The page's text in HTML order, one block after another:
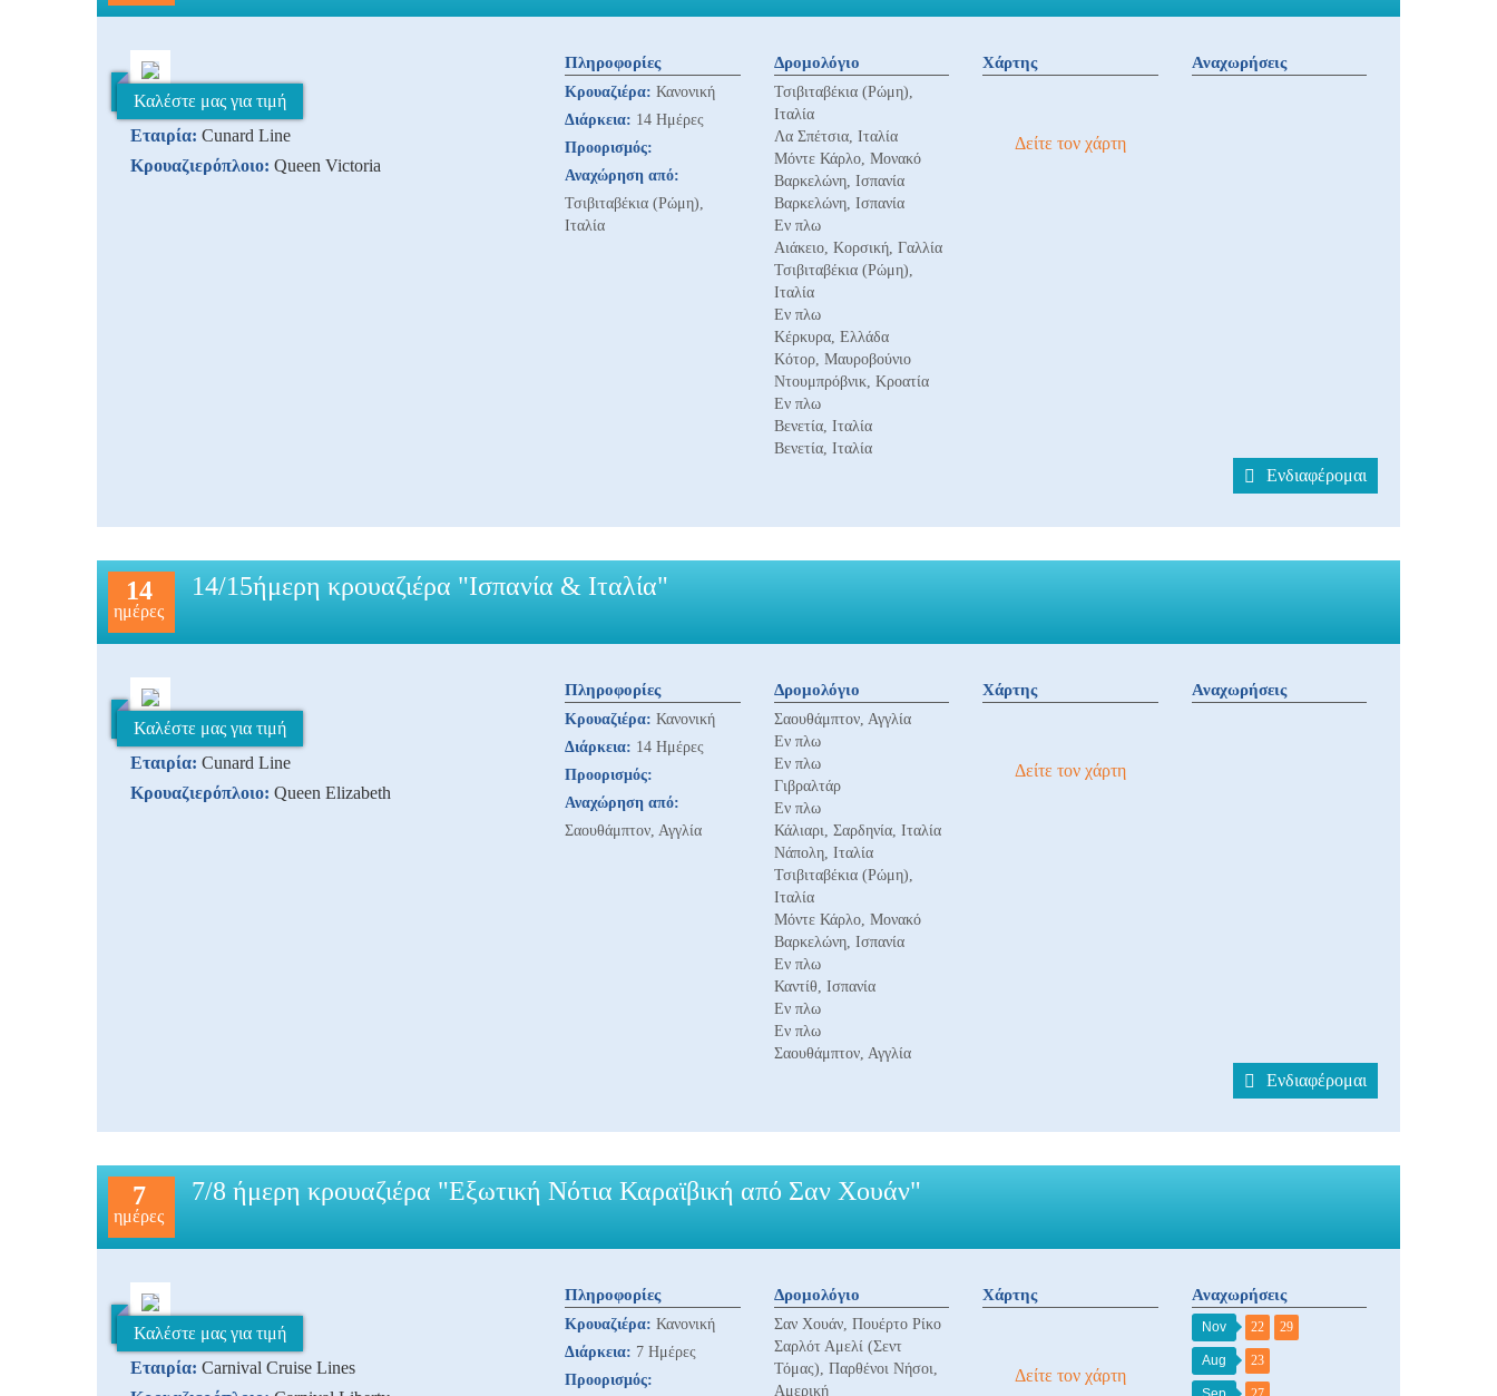
Εταιρία: Cunard Line
Κρουαζιερόπλοιο: Queen Victoria
Καλέστε μας για τιμή
Πληροφορίες
Κρουαζιέρα: Κανονική
Διάρκεια: 14 Ημέρες
Προορισμός:
Αναχώρηση από:
Τσιβιταβέκια (Ρώμη),
Ιταλία
Δρομολόγιο
Τσιβιταβέκια (Ρώμη),
Ιταλία
Λα Σπέτσια, Ιταλία
Μόντε Κάρλο, Μονακό
Βαρκελώνη, Ισπανία
Βαρκελώνη, Ισπανία
Εν πλω
Αιάκειο, Κορσική, Γαλλία
Τσιβιταβέκια (Ρώμη),
Ιταλία
Εν πλω
Κέρκυρα, Ελλάδα
Κότορ, Μαυροβούνιο
Ντουμπρόβνικ, Κροατία
Εν πλω
Βενετία, Ιταλία
Βενετία, Ιταλία
Χάρτης
Δείτε τον χάρτη
Αναχωρήσεις
Ενδιαφέρομαι
14
ημέρες
14/15ήμερη κρουαζιέρα "Ισπανία & Ιταλία"
Εταιρία: Cunard Line
Κρουαζιερόπλοιο: Queen Elizabeth
Καλέστε μας για τιμή
Πληροφορίες
Κρουαζιέρα: Κανονική
Διάρκεια: 14 Ημέρες
Προορισμός:
Αναχώρηση από:
Σαουθάμπτον, Αγγλία
Δρομολόγιο
Σαουθάμπτον, Αγγλία
Εν πλω
Εν πλω
Γιβραλτάρ
Εν πλω
Κάλιαρι, Σαρδηνία, Ιταλία
Νάπολη, Ιταλία
Τσιβιταβέκια (Ρώμη),
Ιταλία
Μόντε Κάρλο, Μονακό
Βαρκελώνη, Ισπανία
Εν πλω
Καντίθ, Ισπανία
Εν πλω
Εν πλω
Σαουθάμπτον, Αγγλία
Χάρτης
Δείτε τον χάρτη
Αναχωρήσεις
Ενδιαφέρομαι
7
ημέρες
7/8 ήμερη κρουαζιέρα "Εξωτική Νότια Καραϊβική από Σαν Χουάν"
Εταιρία: Carnival Cruise Lines
Καλέστε μας για τιμή
Πληροφορίες
Κρουαζιέρα: Κανονική
Διάρκεια: 7 Ημέρες
Προορισμός:
Δρομολόγιο
Σαν Χουάν, Πουέρτο Ρίκο
Σαρλότ Αμελί (Σεντ
Τόμας), Παρθένοι Νήσοι,
Αμερική
Χάρτης
Δείτε τον χάρτη
Αναχωρήσεις
Nov 22 29
Aug 23